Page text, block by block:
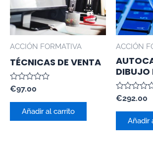
ACCIÓN FORMATIVA
TÉCNICAS DE VENTA
Valorado
con
0
€97.00
Añadir al carrito
ACCIÓN
DIBUJO
Valorado
0
€292.00
Añadir